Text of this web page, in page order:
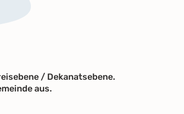
/ Dekanatsebene.
aus.